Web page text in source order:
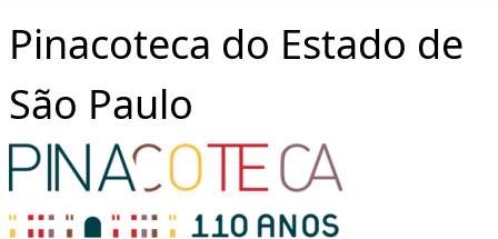
Pinacoteca do Estado de
São Paulo